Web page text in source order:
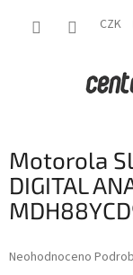
CZK
Motorola
DIGITAL
Průměrné
Neohodnoceno